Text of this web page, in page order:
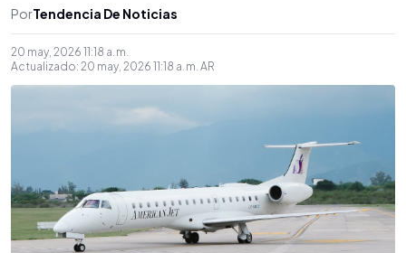
PorTendencia De Noticias
20 may, 2026 11:18 a. m.
Actualizado: 20 may, 2026 11:18 a. m. AR